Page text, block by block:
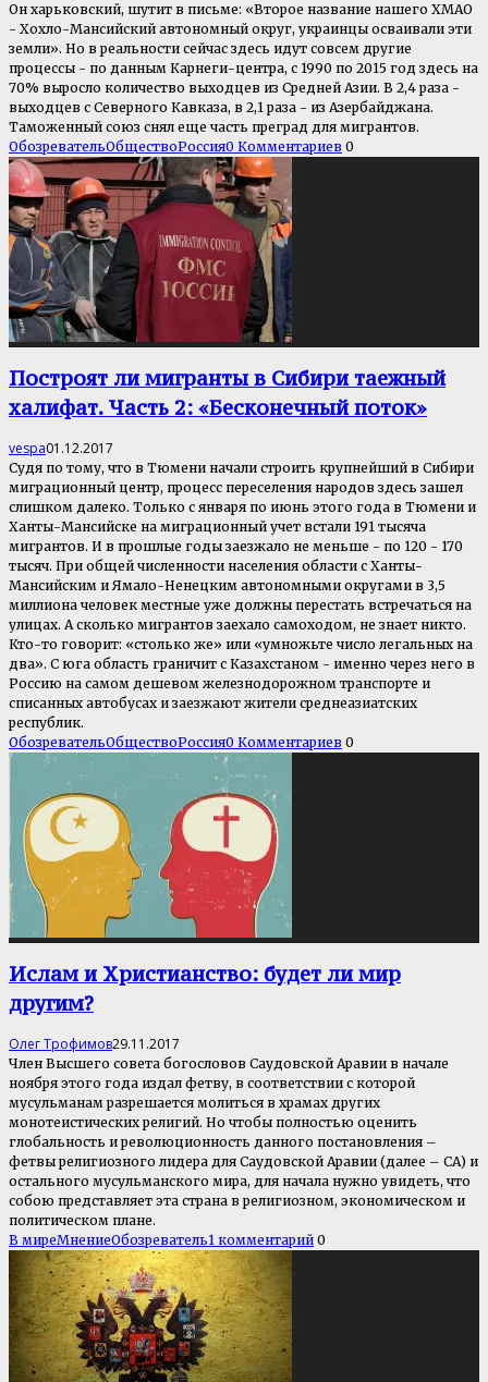
Он харьковский, шутит в письме: «Второе название нашего ХМАО
- Хохло-Мансийский автономный округ, украинцы осваивали эти
земли». Но в реальности сейчас здесь идут совсем другие
процессы - по данным Карнеги-центра, с 1990 по 2015 год здесь на
70% выросло количество выходцев из Средней Азии. В 2,4 раза -
выходцев с Северного Кавказа, в 2,1 раза - из Азербайджана.
Таможенный союз снял еще часть преград для мигрантов.
ОбозревательОбществоРоссия0 Комментариев 0
Построят ли мигранты в Сибири таежный
халифат. Часть 2: «Бесконечный поток»
vespa01.12.2017
Судя по тому, что в Тюмени начали строить крупнейший в Сибири
миграционный центр, процесс переселения народов здесь зашел
слишком далеко. Только с января по июнь этого года в Тюмени и
Ханты-Мансийске на миграционный учет встали 191 тысяча
мигрантов. И в прошлые годы заезжало не меньше - по 120 - 170
тысяч. При общей численности населения области с Ханты-
Мансийским и Ямало-Ненецким автономными округами в 3,5
миллиона человек местные уже должны перестать встречаться на
улицах. А сколько мигрантов заехало самоходом, не знает никто.
Кто-то говорит: «столько же» или «умножьте число легальных на
два». С юга область граничит с Казахстаном - именно через него в
Россию на самом дешевом железнодорожном транспорте и
списанных автобусах и заезжают жители среднеазиатских
республик.
ОбозревательОбществоРоссия0 Комментариев 0
Ислам и Христианство: будет ли мир
другим?
Олег Трофимов29.11.2017
Член Высшего совета богословов Саудовской Аравии в начале
ноября этого года издал фетву, в соответствии с которой
мусульманам разрешается молиться в храмах других
монотеистических религий. Но чтобы полностью оценить
глобальность и революционность данного постановления –
фетвы религиозного лидера для Саудовской Аравии (далее – СА) и
остального мусульманского мира, для начала нужно увидеть, что
собою представляет эта страна в религиозном, экономическом и
политическом плане.
В миреМнениеОбозреватель1 комментарий 0